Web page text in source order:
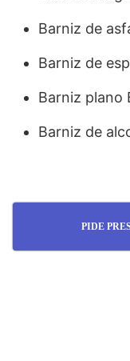
Barniz de
Barniz de
Barniz plano
Barniz de
PIDE